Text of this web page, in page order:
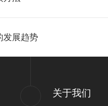
发展趋势
关于我们